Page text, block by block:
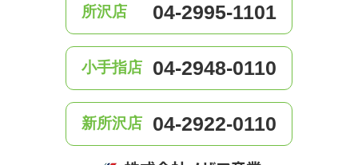
所沢店 04-2995-1101
小手指店 04-2948-0110
新所沢店 04-2922-0110